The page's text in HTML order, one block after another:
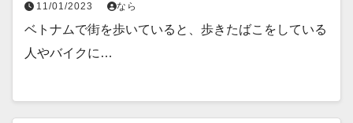
11/01/2023 なら
ベトナムで街を歩いていると、歩きたばこをしている
人やバイクに…